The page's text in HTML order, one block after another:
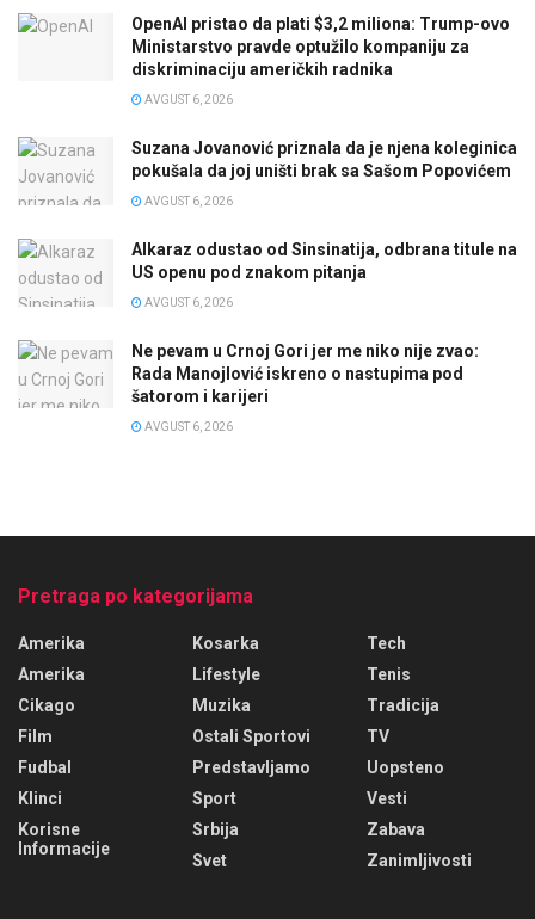
OpenAI pristao da plati $3,2 miliona: Trump-ovo
Ministarstvo pravde optužilo kompaniju za
diskriminaciju američkih radnika
AVGUST 6, 2026
Suzana Jovanović priznala da je njena koleginica
pokušala da joj uništi brak sa Sašom Popovićem
AVGUST 6, 2026
Alkaraz odustao od Sinsinatija, odbrana titule na
US openu pod znakom pitanja
AVGUST 6, 2026
Ne pevam u Crnoj Gori jer me niko nije zvao:
Rada Manojlović iskreno o nastupima pod
šatorom i karijeri
AVGUST 6, 2026
Pretraga po kategorijama
Amerika
Amerika
Cikago
Film
Fudbal
Klinci
Korisne
Informacije
Kosarka
Lifestyle
Muzika
Ostali Sportovi
Predstavljamo
Sport
Srbija
Svet
Tech
Tenis
Tradicija
TV
Uopsteno
Vesti
Zabava
Zanimljivosti